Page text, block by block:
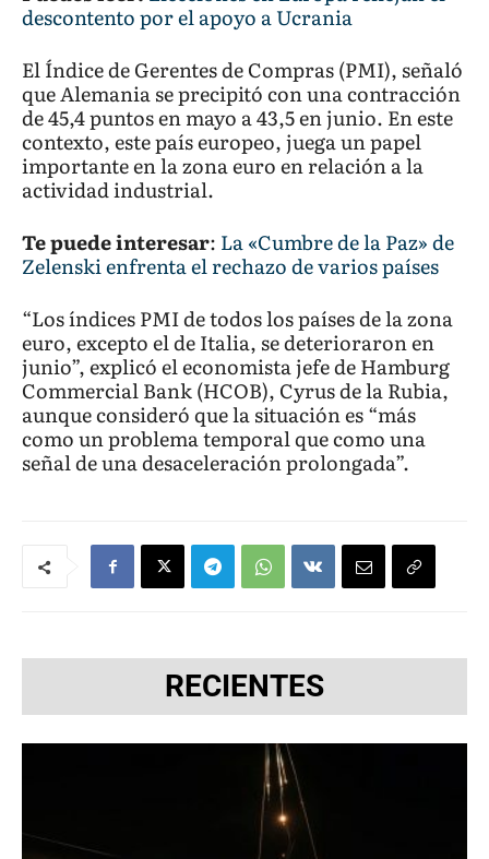
descontento por el apoyo a Ucrania
El Índice de Gerentes de Compras (PMI), señaló
que Alemania se precipitó con una contracción
de 45,4 puntos en mayo a 43,5 en junio. En este
contexto, este país europeo, juega un papel
importante en la zona euro en relación a la
actividad industrial.
Te puede interesar: La «Cumbre de la Paz» de
Zelenski enfrenta el rechazo de varios países
“Los índices PMI de todos los países de la zona
euro, excepto el de Italia, se deterioraron en
junio”, explicó el economista jefe de Hamburg
Commercial Bank (HCOB), Cyrus de la Rubia,
aunque consideró que la situación es “más
como un problema temporal que como una
señal de una desaceleración prolongada”.
RECIENTES